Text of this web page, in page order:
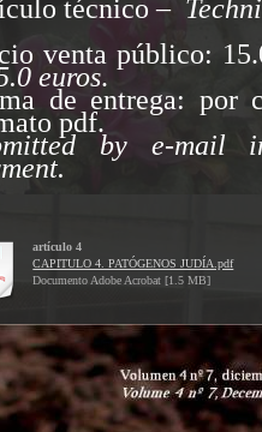
técnico –
venta público:
euros.
de entrega: por
pdf.
by e-mail
artículo 4
CAPITULO 4. PATÓGENOS JUDÍA.pdf
Documento Adobe Acrobat [1.5 MB]